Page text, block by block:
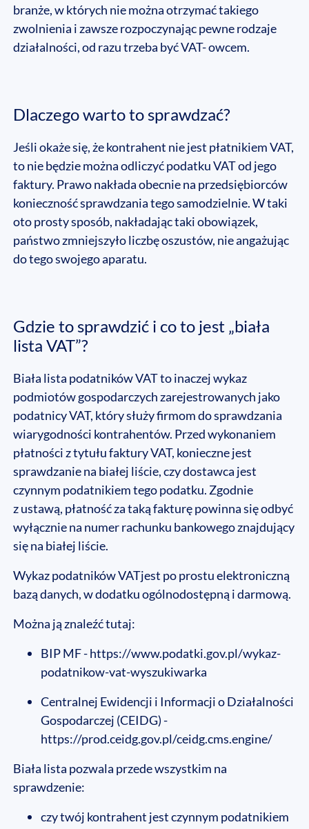
branże, w których nie można otrzymać takiego
zwolnienia i zawsze rozpoczynając pewne rodzaje
działalności, od razu trzeba być VAT- owcem.
Dlaczego warto to sprawdzać?
Jeśli okaże się, że kontrahent nie jest płatnikiem VAT,
to nie będzie można odliczyć podatku VAT od jego
faktury. Prawo nakłada obecnie na przedsiębiorców
konieczność sprawdzania tego samodzielnie. W taki
oto prosty sposób, nakładając taki obowiązek,
państwo zmniejszyło liczbę oszustów, nie angażując
do tego swojego aparatu.
Gdzie to sprawdzić i co to jest „biała
lista VAT”?
Biała lista podatników VAT to inaczej wykaz
podmiotów gospodarczych zarejestrowanych jako
podatnicy VAT, który służy firmom do sprawdzania
wiarygodności kontrahentów. Przed wykonaniem
płatności z tytułu faktury VAT, konieczne jest
sprawdzanie na białej liście, czy dostawca jest
czynnym podatnikiem tego podatku. Zgodnie
z ustawą, płatność za taką fakturę powinna się odbyć
wyłącznie na numer rachunku bankowego znajdujący
się na białej liście.
Wykaz podatników VATjest po prostu elektroniczną
bazą danych, w dodatku ogólnodostępną i darmową.
Można ją znaleźć tutaj:
BIP MF - https://www.podatki.gov.pl/wykaz-
podatnikow-vat-wyszukiwarka
Centralnej Ewidencji i Informacji o Działalności
Gospodarczej (CEIDG) -
https://prod.ceidg.gov.pl/ceidg.cms.engine/
Biała lista pozwala przede wszystkim na
sprawdzenie:
czy twój kontrahent jest czynnym podatnikiem